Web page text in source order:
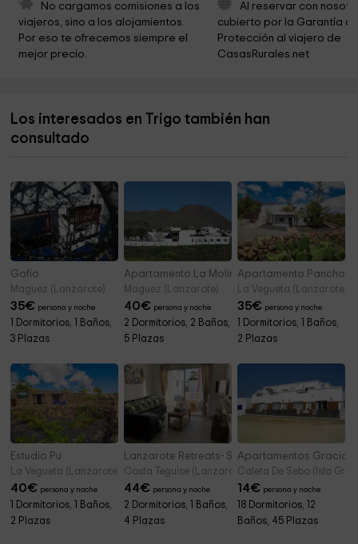
No cargamos comisiones a los
viajeros, sino a los alojamientos.
Por eso te ofrecemos siempre el
mejor precio.
Al reservar con
cubierto por la Garantía
Protección al viajero de
CasasRurales.net
Los interesados en Trigo también han
consultado
Gofio
Maguez (Lanzarote)
35€ persona y noche
1 Dormitorios, 1 Baños,
3 Plazas
Apartamento La Molina
Maguez (Lanzarote)
40€ persona y noche
2 Dormitorios, 2 Baños,
5 Plazas
Apartamento Pancho
La Vegueta (Lanzarote)
35€ persona y noche
1 Dormitorios, 1 Baños,
2 Plazas
Estudio Pu
La Vegueta (Lanzarote)
40€ persona y noche
1 Dormitorios, 1 Baños,
2 Plazas
Lanzarote Retreats- Sea Breeze
Costa Teguise (Lanzarote)
44€ persona y noche
2 Dormitorios, 1 Baños,
4 Plazas
Apartamentos
Caleta De Sebo (Isla
14€ persona y noche
18 Dormitorios, 12
Baños, 45 Plazas